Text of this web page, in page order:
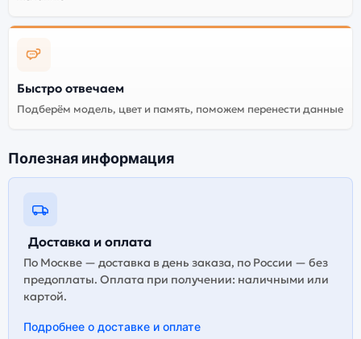
Быстро отвечаем
Подберём модель, цвет и память, поможем перенести данные
Полезная информация
Доставка и оплата
По Москве — доставка в день заказа, по России — без
предоплаты. Оплата при получении: наличными или
картой.
Подробнее о доставке и оплате